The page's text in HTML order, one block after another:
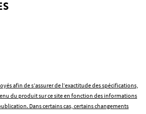
afin de s’assurer de l’exactitude des spécifications,
du produit sur ce site en fonction des informations
Dans certains cas, certains changements